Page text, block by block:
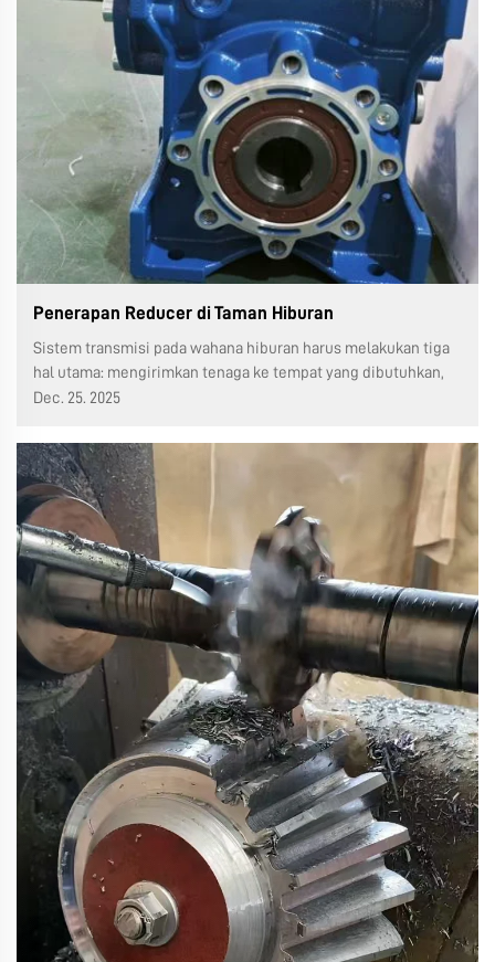
Penerapan Reducer di Taman Hiburan
Sistem transmisi pada wahana hiburan harus melakukan tiga
hal utama: mengirimkan tenaga ke tempat yang dibutuhkan,
mengubah kecepatan gerak dan arahnya, serta mengubah
terdiri dari tiga bagian: ...
Dec. 25. 2025